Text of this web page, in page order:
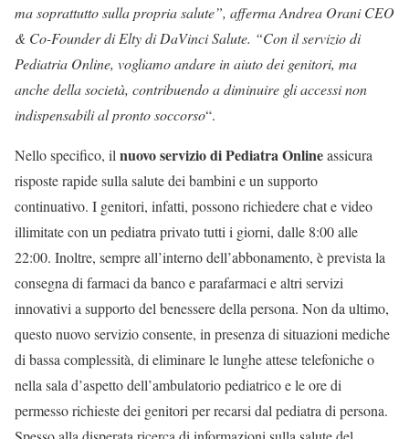
ma soprattutto sulla propria salute”, afferma Andrea Orani CEO
& Co-Founder di Elty di DaVinci Salute. “Con il servizio di
Pediatria Online, vogliamo andare in aiuto dei genitori, ma
anche della società, contribuendo a diminuire gli accessi non
indispensabili al pronto soccorso“.
Nello specifico, ilnuovo servizio di Pediatra Onlineassicura
risposte rapide sulla salute dei bambini e un supporto
continuativo. I genitori, infatti, possono richiedere chat e video
illimitate con un pediatra privato tutti i giorni, dalle 8:00 alle
22:00. Inoltre, sempre all’interno dell’abbonamento, è prevista la
consegna di farmaci da banco e parafarmaci e altri servizi
innovativi a supporto del benessere della persona. Non da ultimo,
questo nuovo servizio consente, in presenza di situazioni mediche
di bassa complessità, di eliminare le lunghe attese telefoniche o
nella sala d’aspetto dell’ambulatorio pediatrico e le ore di
permesso richieste dei genitori per recarsi dal pediatra di persona.